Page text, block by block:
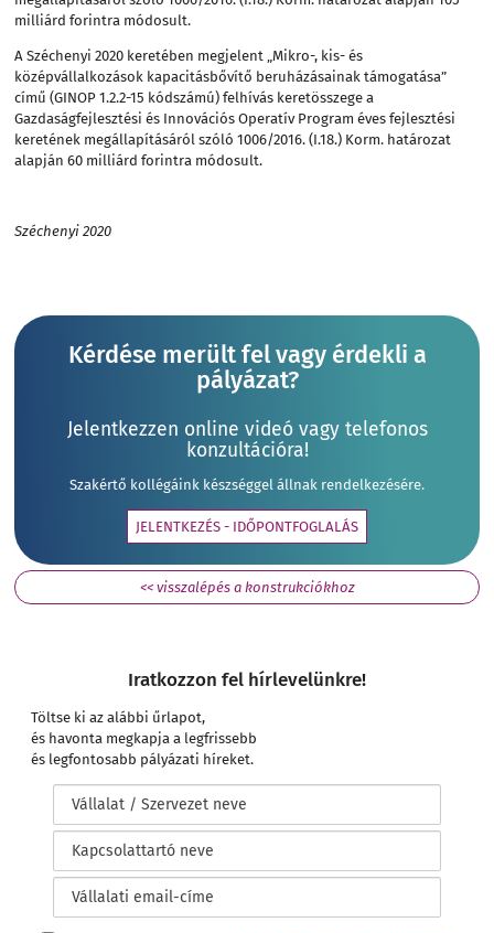
milliárd forintra módosult.
A Széchenyi 2020 keretében megjelent „Mikro-, kis- és
középvállalkozások kapacitásbővítő beruházásainak támogatása”
című (GINOP 1.2.2-15 kódszámú) felhívás keretösszege a
Gazdaságfejlesztési és Innovációs Operatív Program éves fejlesztési
keretének megállapításáról szóló 1006/2016. (I.18.) Korm. határozat
alapján 60 milliárd forintra módosult.
Széchenyi 2020
Kérdése merült fel vagy érdekli a
pályázat?
Jelentkezzen online videó vagy telefonos
konzultációra!
Szakértő kollégáink készséggel állnak rendelkezésére.
JELENTKEZÉS - IDŐPONTFOGLALÁS
<< visszalépés a konstrukciókhoz
Iratkozzon fel hírlevelünkre!
Töltse ki az alábbi űrlapot,
és havonta megkapja a legfrissebb
és legfontosabb pályázati híreket.